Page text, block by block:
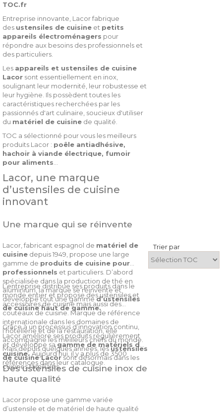
TOC.fr
Entreprise innovante, Lacor fabrique
des ustensiles de cuisine et petits
appareils électroménagers pour
répondre aux besoins des professionnels et
des particuliers.
Les appareils et ustensiles de cuisine
Lacor sont essentiellement en inox,
soulignant leur modernité, leur robustesse et
leur hygiène. Ils possèdent toutes les
caractéristiques recherchées par les
passionnés d'art culinaire, soucieux d'utiliser
du matériel de cuisine de qualité.
TOC a sélectionné pour vous les meilleurs
produits Lacor : poêle antiadhésive,
hachoir à viande électrique, fumoir
pour aliments
Lacor, une marque
d’ustensiles de cuisine
innovant
Une marque qui se réinvente
Lacor, fabricant espagnol de matériel de
cuisine depuis 1949, propose une large
gamme de produits de cuisine pour
professionnels et particuliers. D’abord
spécialisée dans la production de thé en
aluminium, la marque se réinvente et
développe tout une gammed’ustensiles
de cuisine haut de gamme.
L’entreprise distribue ses produits dans le
monde entier et propose des ustensiles et
accessoires de cuisine mais aussi des
couteaux de cuisine. Marque de référence
internationale dans les domaines de
l'hôtellerie et de la restauration, elle
accompagne les meilleurs chefs du monde.
Mais depuis quelques années, lesustensiles
de cuisine Lacorsont désormais dans les
cuisines familiales.
Grâce à un processus d’innovation continu,
Lacor améliore ses produits régulièrement
et développe sagamme de matériels de
cuisine.Aujourd’hui, il y a plus de 3500
références dans leur catalogue.
Des ustensiles de cuisine inox de
haute qualité
Lacor propose une gamme variée
d’ustensile et de matériel de haute qualité
Trier par